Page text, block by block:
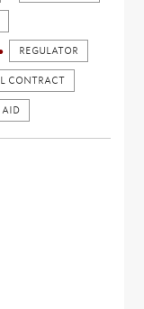
REGULATOR
CONTRACT
AID